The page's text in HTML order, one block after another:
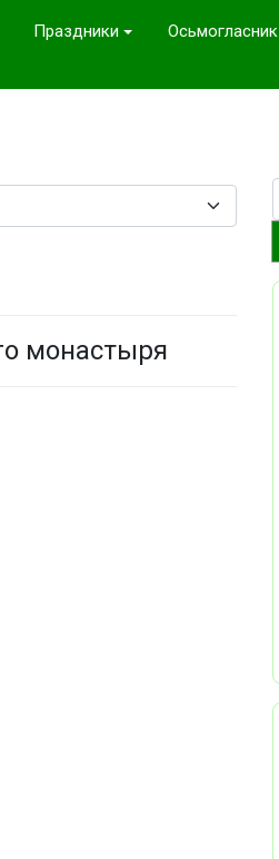
Праздники Осьмогласник
монастыря